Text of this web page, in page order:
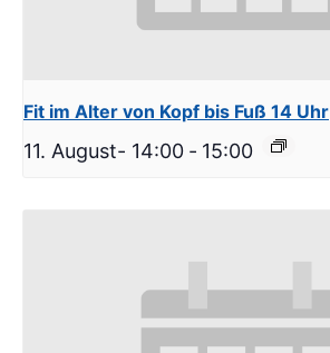
Fit im Alter von Kopf bis Fuß 14 Uhr
11. August- 14:00 - 15:00